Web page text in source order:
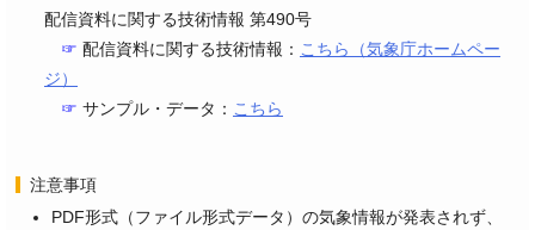
配信資料に関する技術情報 第490号
☞ 配信資料に関する技術情報： こちら（気象庁ホームペー
ジ）
☞ サンプル・データ： こちら
注意事項
PDF形式（ファイル形式データ）の気象情報が発表されず、